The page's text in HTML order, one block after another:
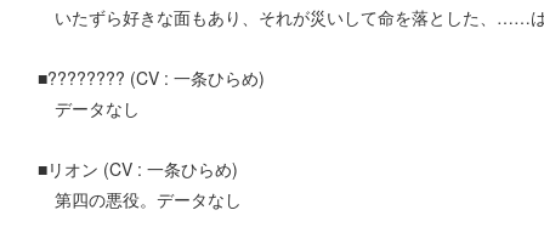
いたずら好きな面もあり、それが災いして命を落とした、……
■???????? (CV : 一条ひらめ)
データなし
■リオン (CV : 一条ひらめ)
第四の悪役。データなし